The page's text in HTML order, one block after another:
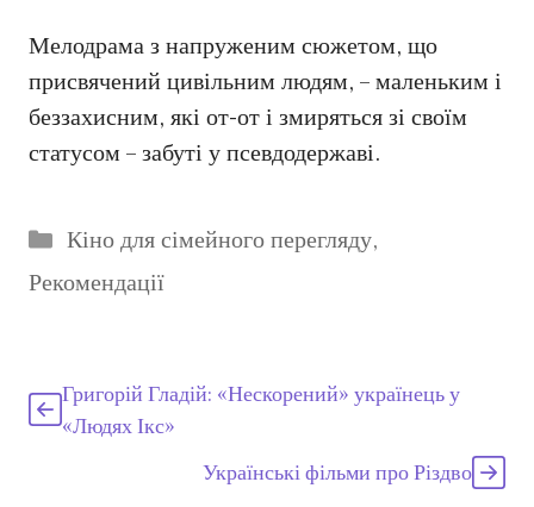
Мелодрама з напруженим сюжетом, що
присвячений цивільним людям, – маленьким і
беззахисним, які от-от і змиряться зі своїм
статусом – забуті у псевдодержаві.
Категорії
Кіно для сімейного перегляду,
Рекомендації
Григорій Гладій: «Нескорений» українець у
«Людях Ікс»
Українські фільми про Різдво